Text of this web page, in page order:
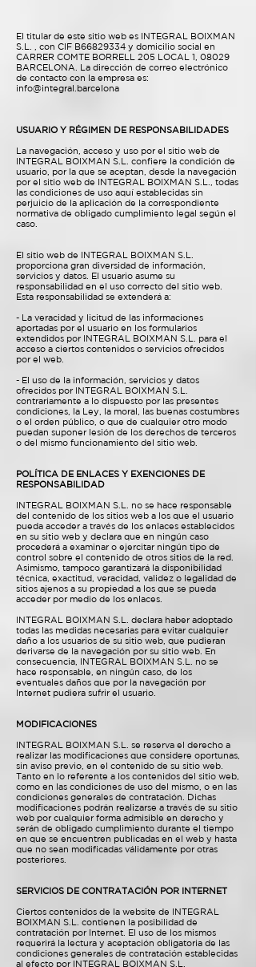
El titular de este sitio web es INTEGRAL BOIXMAN
S.L. , con CIF B66829334 y domicilio social en
CARRER COMTE BORRELL 205 LOCAL 1, 08029
BARCELONA. La dirección de correo electrónico
de contacto con la empresa es:
info@integral.barcelona
USUARIO Y RÉGIMEN DE RESPONSABILIDADES
La navegación, acceso y uso por el sitio web de
INTEGRAL BOIXMAN S.L. confiere la condición de
usuario, por la que se aceptan, desde la navegación
por el sitio web de INTEGRAL BOIXMAN S.L., todas
las condiciones de uso aquí establecidas sin
perjuicio de la aplicación de la correspondiente
normativa de obligado cumplimiento legal según el
caso.
El sitio web de INTEGRAL BOIXMAN S.L.
proporciona gran diversidad de información,
servicios y datos. El usuario asume su
responsabilidad en el uso correcto del sitio web.
Esta responsabilidad se extenderá a:
- La veracidad y licitud de las informaciones
aportadas por el usuario en los formularios
extendidos por INTEGRAL BOIXMAN S.L. para el
acceso a ciertos contenidos o servicios ofrecidos
por el web.
- El uso de la información, servicios y datos
ofrecidos por INTEGRAL BOIXMAN S.L.
contrariamente a lo dispuesto por las presentes
condiciones, la Ley, la moral, las buenas costumbres
o el orden público, o que de cualquier otro modo
puedan suponer lesión de los derechos de terceros
o del mismo funcionamiento del sitio web.
POLÍTICA DE ENLACES Y EXENCIONES DE
RESPONSABILIDAD
INTEGRAL BOIXMAN S.L. no se hace responsable
del contenido de los sitios web a los que el usuario
pueda acceder a través de los enlaces establecidos
en su sitio web y declara que en ningún caso
procederá a examinar o ejercitar ningún tipo de
control sobre el contenido de otros sitios de la red.
Asimismo, tampoco garantizará la disponibilidad
técnica, exactitud, veracidad, validez o legalidad de
sitios ajenos a su propiedad a los que se pueda
acceder por medio de los enlaces.
INTEGRAL BOIXMAN S.L. declara haber adoptado
todas las medidas necesarias para evitar cualquier
daño a los usuarios de su sitio web, que pudieran
derivarse de la navegación por su sitio web. En
consecuencia, INTEGRAL BOIXMAN S.L. no se
hace responsable, en ningún caso, de los
eventuales daños que por la navegación por
Internet pudiera sufrir el usuario.
MODIFICACIONES
INTEGRAL BOIXMAN S.L. se reserva el derecho a
realizar las modificaciones que considere oportunas,
sin aviso previo, en el contenido de su sitio web.
Tanto en lo referente a los contenidos del sitio web,
como en las condiciones de uso del mismo, o en las
condiciones generales de contratación. Dichas
modificaciones podrán realizarse a través de su sitio
web por cualquier forma admisible en derecho y
serán de obligado cumplimiento durante el tiempo
en que se encuentren publicadas en el web y hasta
que no sean modificadas válidamente por otras
posteriores.
SERVICIOS DE CONTRATACIÓN POR INTERNET
Ciertos contenidos de la website de INTEGRAL
BOIXMAN S.L. contienen la posibilidad de
contratación por Internet. El uso de los mismos
requerirá la lectura y aceptación obligatoria de las
condiciones generales de contratación establecidas
al efecto por INTEGRAL BOIXMAN S.L.